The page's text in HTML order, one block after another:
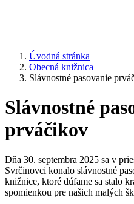
Úvodná stránka
Obecná knižnica
Slávnostné pasovanie
Slávnostné
prváčikov
Dňa 30. septembra 2025 sa v
Svrčinovci konalo slávnostné
knižnice, ktoré dúfame sa stalo
spomienkou pre našich malých